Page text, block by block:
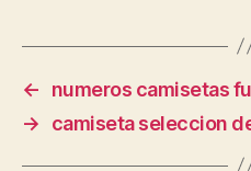
←
numeros camisetas
→
camiseta seleccion